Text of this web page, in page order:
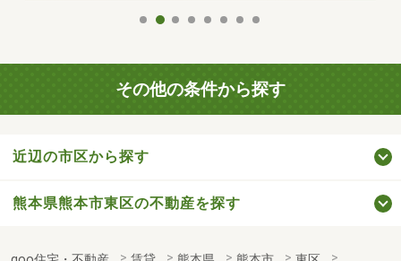
その他の条件から探す
近辺の市区から探す
熊本県熊本市東区の不動産を探す